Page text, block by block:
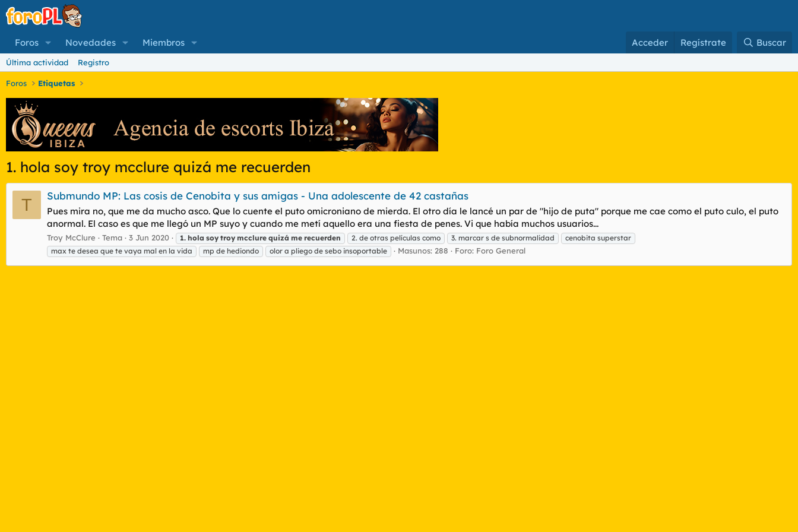
Foros Novedades Miembros Acceder Regístrate Buscar
Última actividad Registro
Foros Etiquetas
1. hola soy troy mcclure quizá me recuerden
T Submundo MP: Las cosis de Cenobita y sus amigas - Una adolescente de 42 castañas
Pues mira no, que me da mucho asco. Que lo cuente el puto omicroniano de mierda. El otro día le lancé un par de "hijo de puta" porque me cae como el puto culo, el puto
anormal. El caso es que me llegó un MP suyo y cuando me metí aquello era una fiesta de penes. Vi que había muchos usuarios...
Troy McClure Tema 3 Jun 2020 1. hola soy troy mcclure quizá me recuerden 2. de otras películas como 3. marcar s de subnormalidad
cenobita superstar
max te desea que te vaya mal en la vida
mp de hediondo olor a pliego de sebo insoportable Masunos: 288 Foro: Foro General